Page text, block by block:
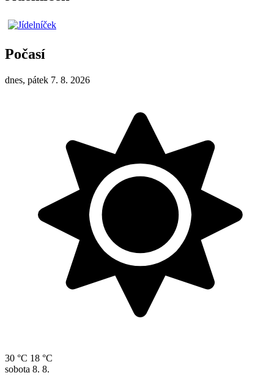
Počasí
dnes, pátek 7. 8. 2026
30 °C 18 °C
sobota 8. 8.